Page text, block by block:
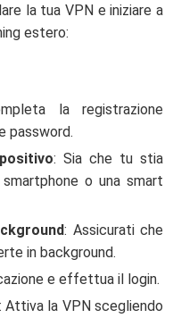
la tua VPN e iniziare a
estero:
la registrazione
password.
: Sia che tu stia
o una smart
: Assicurati che
in background.
e effettua il login.
Attiva la VPN scegliendo